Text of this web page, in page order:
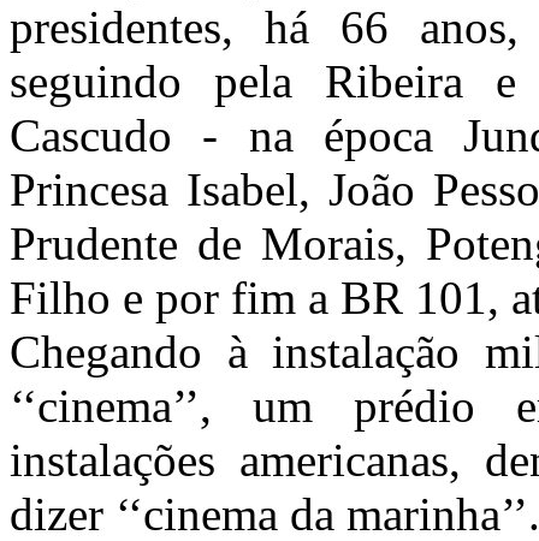
presidentes, há 66
seguindo pela Ribeira
Cascudo - na época
Princesa Isabel, João
Prudente de Morais,
Filho e por fim a BR 101,
Chegando à instalação
‘‘cinema’’, um
instalações americanas,
dizer ‘‘cinema da marinha’’.